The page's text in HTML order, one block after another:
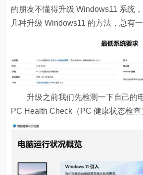
的朋友不懂得升级 Windows11 系统
几种升级 Windows11 的方法，总有一
升级之前我们先检测一下自己的电
PC Health Check（PC 健康状态检查